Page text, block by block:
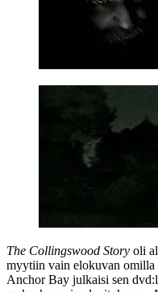
The Collingswood Story oli
myytiin vain elokuvan
Anchor Bay julkaisi sen